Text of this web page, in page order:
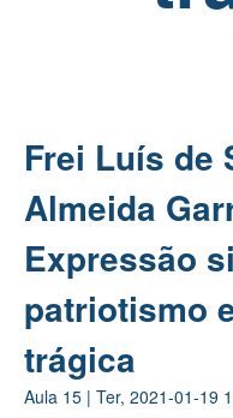
Frei Luís de
Almeida
Expressão
patriotismo
trágica
Aula 15 | Ter, 2021-01-19